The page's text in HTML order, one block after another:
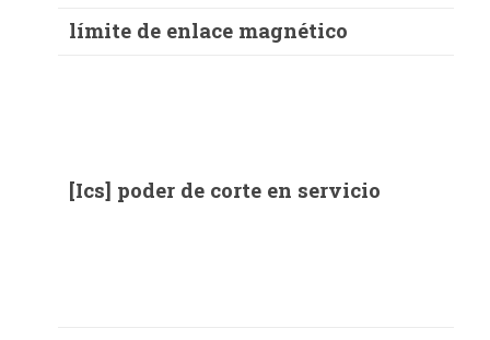
límite de enlace magnético
[Ics] poder de corte en servicio